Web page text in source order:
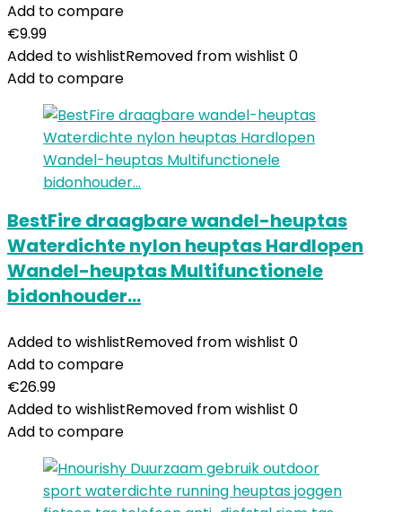
Add to compare
€9.99
Added to wishlistRemoved from wishlist 0
Add to compare
BestFire draagbare wandel-heuptas
Waterdichte nylon heuptas Hardlopen
Wandel-heuptas Multifunctionele
bidonhouder…
Added to wishlistRemoved from wishlist 0
Add to compare
€26.99
Added to wishlistRemoved from wishlist 0
Add to compare